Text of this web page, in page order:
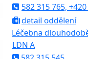
582 315 765,
detail oddělení
Léčebna
LDN A